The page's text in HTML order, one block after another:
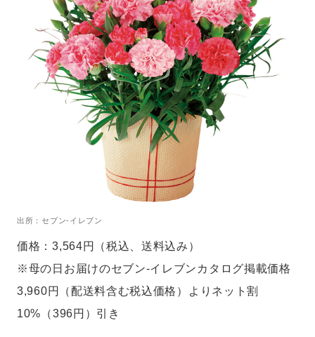
出所：セブン-イレブン
価格：3,564円（税込、送料込み）
※母の日お届けのセブン‐イレブンカタログ掲載価格
3,960円（配送料含む税込価格）よりネット割
10%（396円）引き